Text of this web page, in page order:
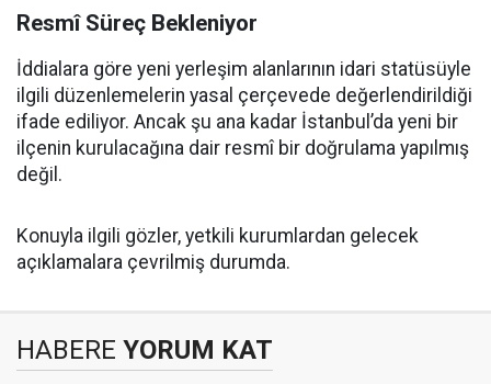
Resmî Süreç Bekleniyor
İddialara göre yeni yerleşim alanlarının idari statüsüyle
ilgili düzenlemelerin yasal çerçevede değerlendirildiği
ifade ediliyor. Ancak şu ana kadar İstanbul’da yeni bir
ilçenin kurulacağına dair resmî bir doğrulama yapılmış
değil.
Konuyla ilgili gözler, yetkili kurumlardan gelecek
açıklamalara çevrilmiş durumda.
HABERE YORUM KAT